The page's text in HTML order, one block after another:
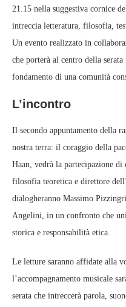
21.15 nella suggestiva cornice
intreccia letteratura, filosofia,
Un evento realizzato in
che porterà al centro della
fondamento di una comunità
L’incontro
Il secondo appuntamento della
nostra terra: il coraggio della
Haan, vedrà la partecipazione
filosofia teoretica e direttore
dialogheranno Massimo
Angelini, in un confronto che
storica e responsabilità etica.
Le letture saranno affidate alla
l’accompagnamento musicale
serata che intreccerà parola,